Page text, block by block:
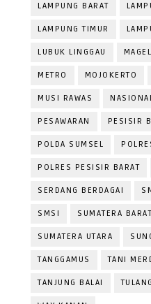
LAMPUNG BARAT
LAMPUNG TIMUR
LUBUK LINGGAU
METRO MOJOKERTO
MUSI RAWAS
PESAWARAN PESISIR
POLDA SUMSEL
POLRES PESISIR BARAT
SERDANG BERDAGAI
SMSI SUMATERA
SUMATERA UTARA
TANGGAMUS TANI
TANJUNG BALAI